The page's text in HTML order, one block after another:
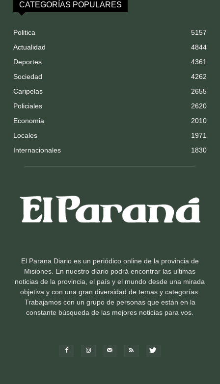
CATEGORÍAS POPULARES
Politica
5157
Actualidad
4844
Deportes
4361
Sociedad
4262
Caripelas
2655
Policiales
2620
Economia
2010
Locales
1971
Internacionales
1830
El Parana Diario es un periódico online de la provincia de
Misiones. En nuestro diario podrá encontrar las ultimas
noticias de la provincia, el país y el mundo desde una mirada
objetiva y con una gran diversidad de temas y categorías.
Trabajamos con un grupo de personas que están en la
constante búsqueda de las mejores noticias para vos.